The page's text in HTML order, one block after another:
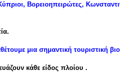
Βορειοηπειρώτες,
μια σημαντική τουριστική
κάθε είδος πλοίου .